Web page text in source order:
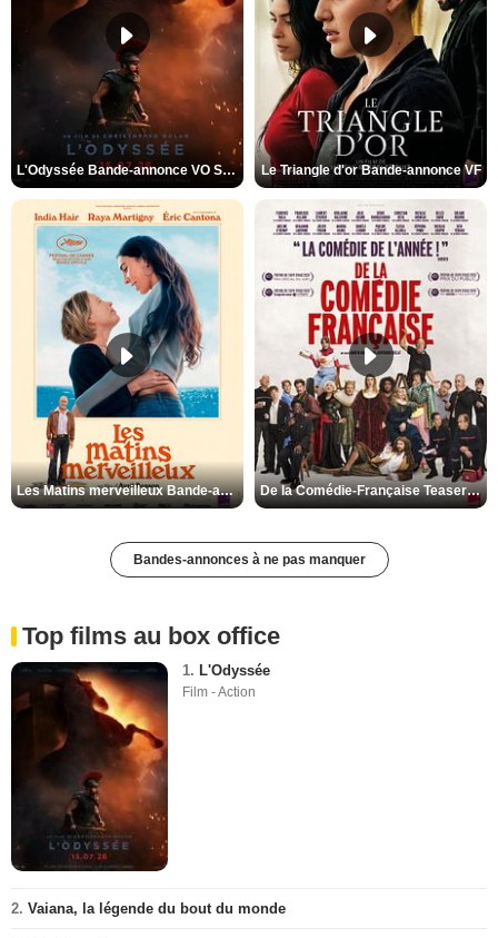
L'Odyssée Bande-annonce VO STFR Le Triangle d'or Bande-annonce VF
Les Matins merveilleux Bande-annonce VF De la Comédie-Française Teaser VF
Bandes-annonces à ne pas manquer
Top films au box office
1. L'Odyssée
Film - Action
2. Vaiana, la légende du bout du monde